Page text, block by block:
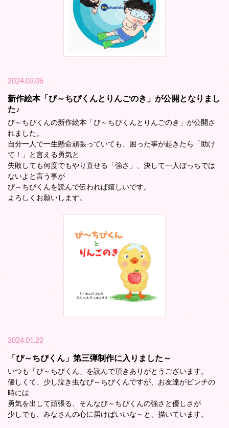
2024.03.06
新作絵本「ぴ～ちぴくんとりんごのき」が公開となりまし
た♪
ぴ～ちぴくんの新作絵本「ぴ～ちぴくんとりんごのき」が公開さ
れました。
自分一人で一生懸命頑張っていても、困った事が起きたら「助け
て！」と言える勇気と
失敗しても何度でもやり直せる「強さ」、決して一人ぼっちでは
ないよと言う事が
ぴ～ちぴくんを読んで伝われば嬉しいです。
よろしくお願いします。
2024.01.22
「ぴ～ちぴくん」第三弾制作に入りました～
いつも「ぴ～ちぴくん」を読んで頂きありがとうございます。
優しくて、少し泣き虫なぴ～ちぴくんですが、お友達がピンチの
時には
勇気を出して頑張る、そんなぴ～ちぴくんの強さと優しさが
少しでも、みなさんの心に届けばいいな～と、描いています。